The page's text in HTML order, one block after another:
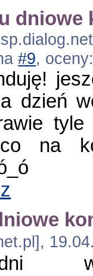
dniowe
#9,
dzień
co na
w